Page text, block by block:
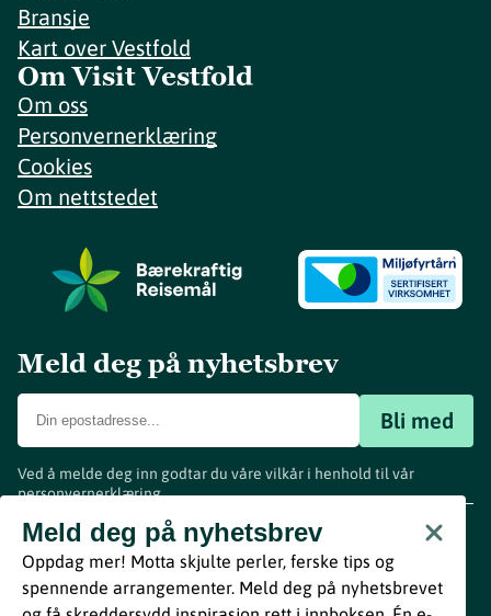
Bransje
Kart over Vestfold
Om Visit Vestfold
Om oss
Personvernerklæring
Cookies
Om nettstedet
Meld deg på nyhetsbrev
Bli med
Ved å melde deg inn godtar du våre vilkår i henhold til vår
personvernerklæring.
Meld deg på nyhetsbrev
Oppdag mer! Motta skjulte perler, ferske tips og
spennende arrangementer. Meld deg på nyhetsbrevet
www.visitvestfold.com
Turistinformasjon
Vestfold Fylkeskommune